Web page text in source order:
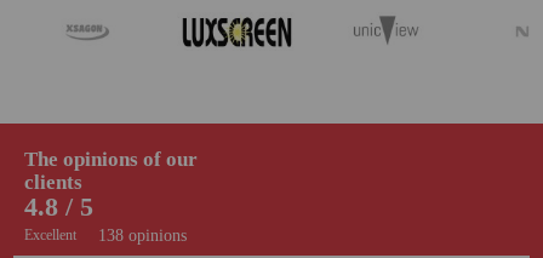
138 opinions
4.8 / 5
Excellent
The opinions of our
clients